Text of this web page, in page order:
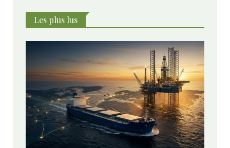
Orden s’est associé à l’initiative portée par Anna
Paulina Luna.
Les plus lus